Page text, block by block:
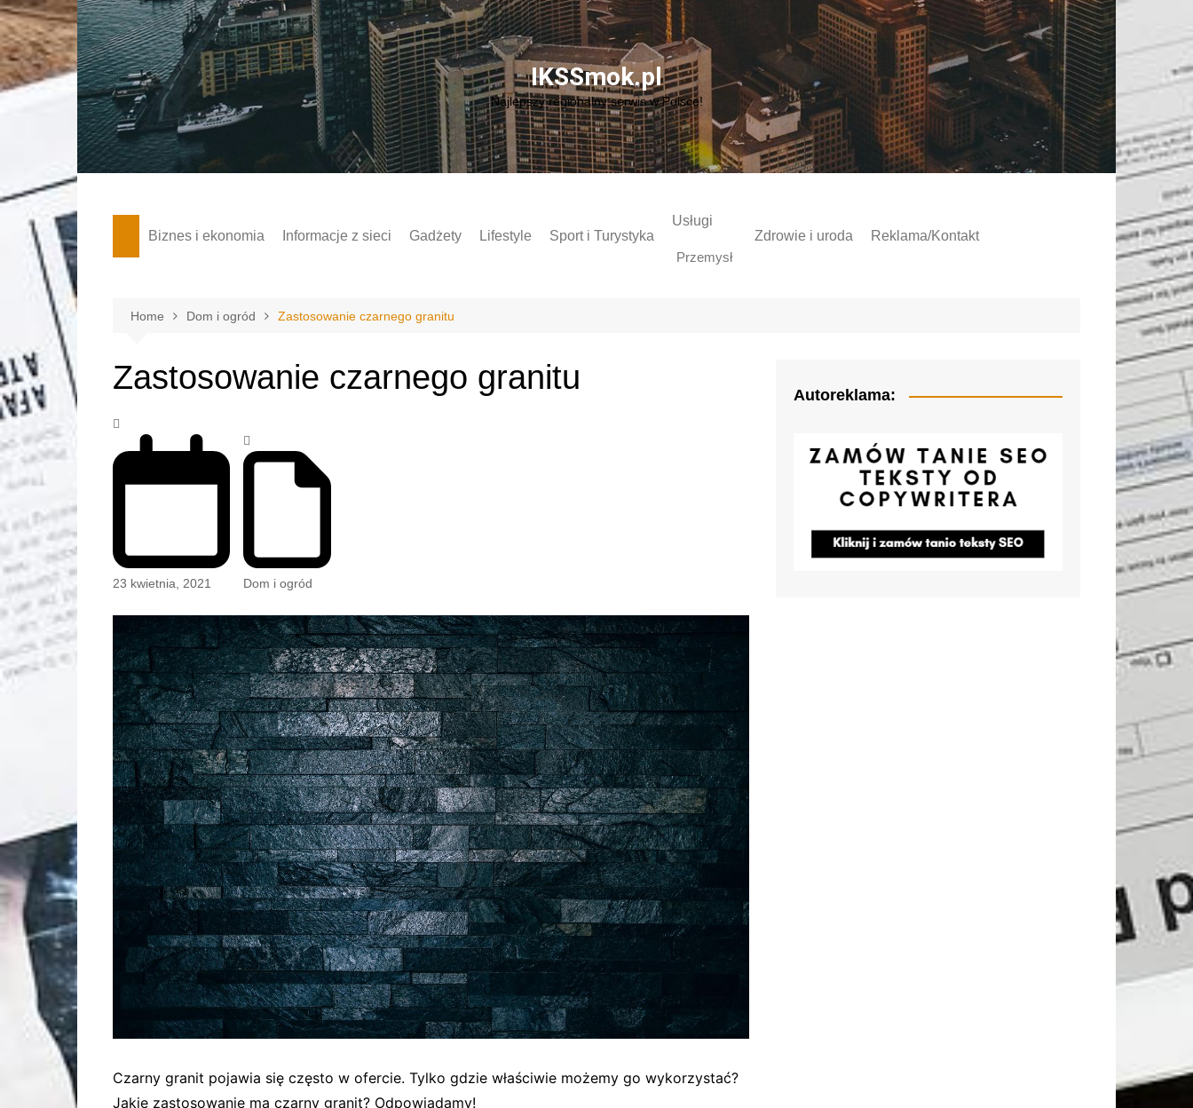
Skip
to
content
IKSSmok.pl
Najlepszy regionalny serwis w Polsce!
Biznes i ekonomia Informacje z sieci Gadżety Lifestyle Sport i Turystyka
Usługi
Przemysł
Zdrowie i uroda Reklama/Kontakt
Home Dom i ogród Zastosowanie czarnego granitu
Zastosowanie czarnego granitu
23 kwietnia, 2021 Dom i ogród
Czarny granit pojawia się często w ofercie. Tylko gdzie właściwie możemy go wykorzystać?
Jakie zastosowanie ma czarny granit? Odpowiadamy!
Autoreklama: